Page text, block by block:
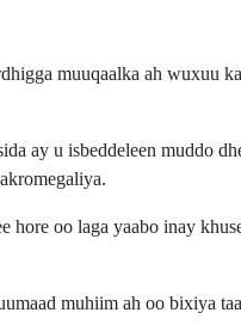
muuqaalka ah wuxuu
ay u isbeddeleen muddo
oo laga yaabo inay
muhiim ah oo bixiya